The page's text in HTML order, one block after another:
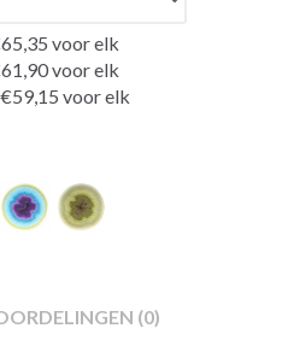
voor elk
voor elk
€59,15 voor elk
(0)